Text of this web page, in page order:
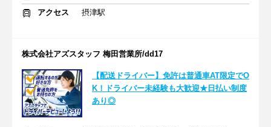
アクセス
摂津駅
株式会社アズスタッフ 梅田営業所/dd17
【配送ドライバー】免許は普通車AT限定でO
K！ドライバー未経験も大歓迎★日払い制度
あり◎